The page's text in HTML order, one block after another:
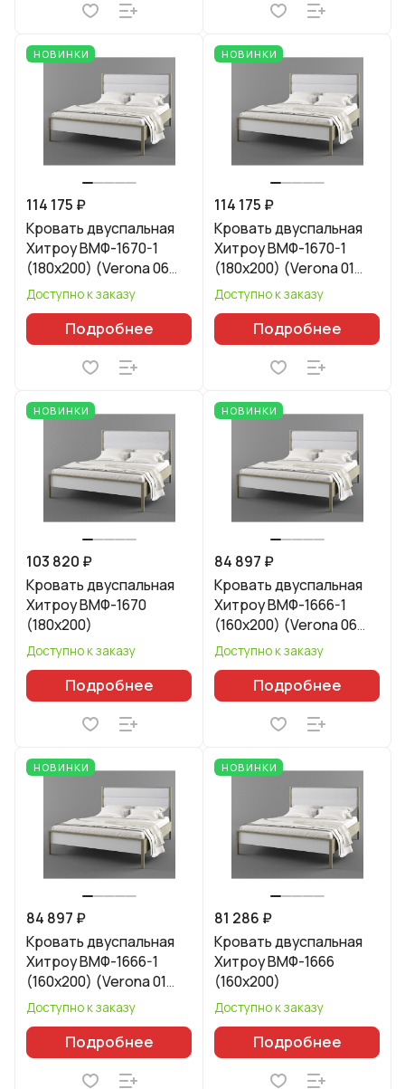
НОВИНКИ
114 175 ₽
Кровать двуспальная
Хитроу ВМФ-1670-1
(180x200) (Verona 06
Light Grey)
Доступно к заказу
Подробнее
НОВИНКИ
114 175 ₽
Кровать двуспальная
Хитроу ВМФ-1670-1
(180x200) (Verona 01
White)
Доступно к заказу
Подробнее
НОВИНКИ
103 820 ₽
Кровать двуспальная
Хитроу ВМФ-1670
(180x200)
Доступно к заказу
Подробнее
НОВИНКИ
84 897 ₽
Кровать двуспальная
Хитроу ВМФ-1666-1
(160x200) (Verona 06
Light Grey)
Доступно к заказу
Подробнее
НОВИНКИ
84 897 ₽
Кровать двуспальная
Хитроу ВМФ-1666-1
(160x200) (Verona 01
White)
Доступно к заказу
Подробнее
НОВИНКИ
81 286 ₽
Кровать двуспальная
Хитроу ВМФ-1666
(160x200)
Доступно к заказу
Подробнее